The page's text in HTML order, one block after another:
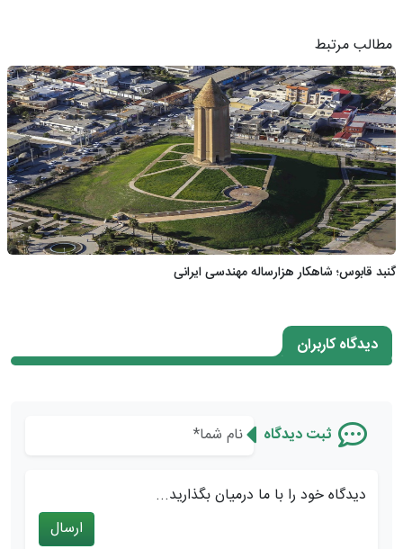
مطالب مرتبط
گنبد قابوس؛ شاهکار هزارساله مهندسی ایرانی
دیدگاه کاربران
ثبت دیدگاه
دیدگاه خود را با ما درمیان بگذارید...
ارسال